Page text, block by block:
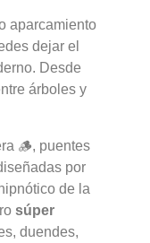
aparcamiento
dejar el
Desde
árboles y
🪵, puentes
por
de la
súper
duendes,